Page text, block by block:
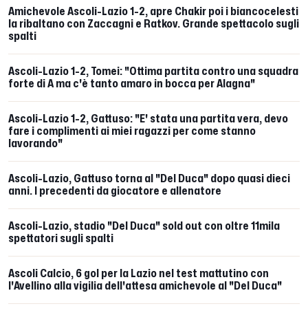
Amichevole Ascoli-Lazio 1-2, apre Chakir poi i biancocelesti
la ribaltano con Zaccagni e Ratkov. Grande spettacolo sugli
spalti
Ascoli-Lazio 1-2, Tomei: "Ottima partita contro una squadra
forte di A ma c'è tanto amaro in bocca per Alagna"
Ascoli-Lazio 1-2, Gattuso: "E' stata una partita vera, devo
fare i complimenti ai miei ragazzi per come stanno
lavorando"
Ascoli-Lazio, Gattuso torna al "Del Duca" dopo quasi dieci
anni. I precedenti da giocatore e allenatore
Ascoli-Lazio, stadio "Del Duca" sold out con oltre 11mila
spettatori sugli spalti
Ascoli Calcio, 6 gol per la Lazio nel test mattutino con
l'Avellino alla vigilia dell'attesa amichevole al "Del Duca"